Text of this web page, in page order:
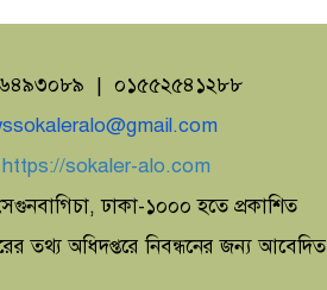
| ০১৫৫২৫৪১২৮৮
https://sokaler-alo.com
ঢাকা-১০০০ হতে প্রকাশিত
তথ্য অধিদপ্তরে নিবন্ধনের জন্য আবেদিত